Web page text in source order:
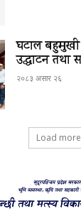
घटाल
उद्घाटन तथा
२०८३ असार २६
Load more